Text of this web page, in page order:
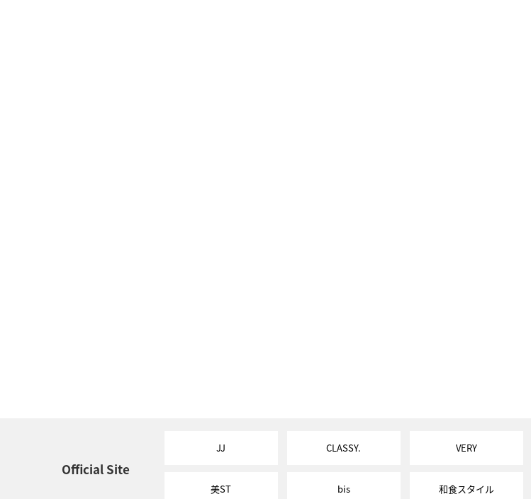
Official Site
JJ CLASSY. VERY
美ST bis 和食スタイル